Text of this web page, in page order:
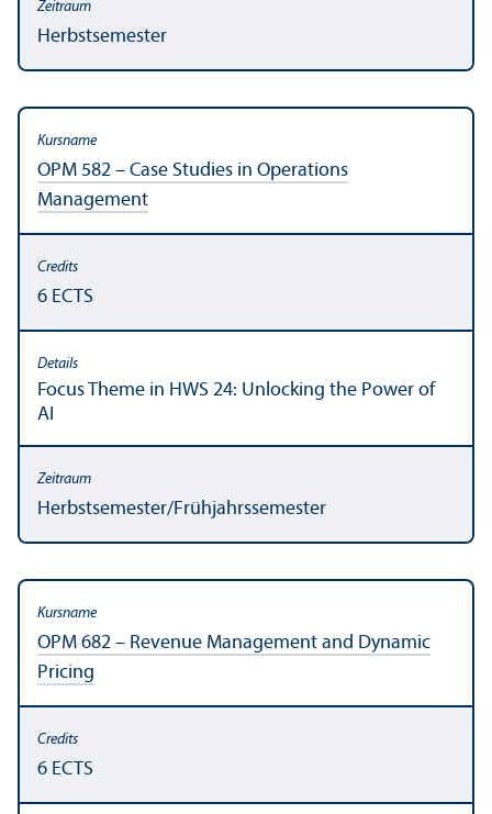
Herbstsemester
OPM 582 – Case Studies in Operations
Management
6 ECTS
Focus Theme in HWS 24: Unlocking the Power of
AI
Herbstsemester/Frühjahrssemester
OPM 682 – Revenue Management and Dynamic
Pricing
6 ECTS